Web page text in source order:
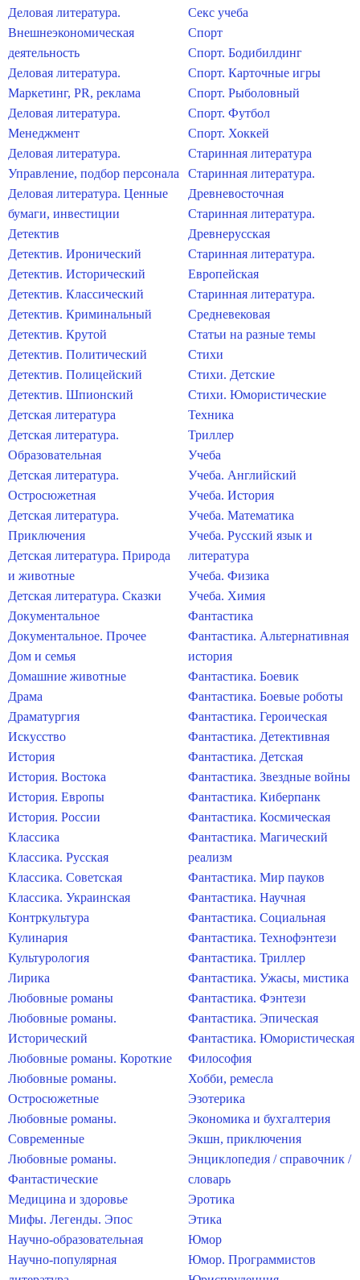
Деловая литература.
Внешнеэкономическая
деятельность
Деловая литература.
Маркетинг, PR, реклама
Деловая литература.
Менеджмент
Деловая литература.
Управление, подбор персонала
Деловая литература. Ценные
бумаги, инвестиции
Детектив
Детектив. Иронический
Детектив. Исторический
Детектив. Классический
Детектив. Криминальный
Детектив. Крутой
Детектив. Политический
Детектив. Полицейский
Детектив. Шпионский
Детская литература
Детская литература.
Образовательная
Детская литература.
Остросюжетная
Детская литература.
Приключения
Детская литература. Природа
и животные
Детская литература. Сказки
Документальное
Документальное. Прочее
Дом и семья
Домашние животные
Драма
Драматургия
Искусство
История
История. Востока
История. Европы
История. России
Классика
Классика. Русская
Классика. Советская
Классика. Украинская
Контркультура
Кулинария
Культурология
Лирика
Любовные романы
Любовные романы.
Исторический
Любовные романы. Короткие
Любовные романы.
Остросюжетные
Любовные романы.
Современные
Любовные романы.
Фантастические
Медицина и здоровье
Мифы. Легенды. Эпос
Научно-образовательная
Научно-популярная
Секс учеба
Спорт
Спорт. Бодибилдинг
Спорт. Карточные игры
Спорт. Рыболовный
Спорт. Футбол
Спорт. Хоккей
Старинная литература
Старинная литература.
Древневосточная
Старинная литература.
Древнерусская
Старинная литература.
Европейская
Старинная литература.
Средневековая
Статьи на разные темы
Стихи
Стихи. Детские
Стихи. Юмористические
Техника
Триллер
Учеба
Учеба. Английский
Учеба. История
Учеба. Математика
Учеба. Русский язык и
литература
Учеба. Физика
Учеба. Химия
Фантастика
Фантастика. Альтернативная
история
Фантастика. Боевик
Фантастика. Боевые роботы
Фантастика. Героическая
Фантастика. Детективная
Фантастика. Детская
Фантастика. Звездные войны
Фантастика. Киберпанк
Фантастика. Космическая
Фантастика. Магический
реализм
Фантастика. Мир пауков
Фантастика. Научная
Фантастика. Социальная
Фантастика. Технофэнтези
Фантастика. Триллер
Фантастика. Ужасы, мистика
Фантастика. Фэнтези
Фантастика. Эпическая
Фантастика. Юмористическая
Философия
Хобби, ремесла
Эзотерика
Экономика и бухгалтерия
Экшн, приключения
Энциклопедия / справочник /
словарь
Эротика
Этика
Юмор
Юмор. Программистов